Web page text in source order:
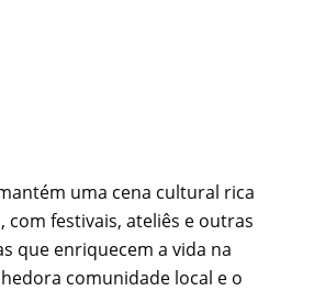
uma cena cultural rica
festivais, ateliês e outras
que enriquecem a vida na
comunidade local e o